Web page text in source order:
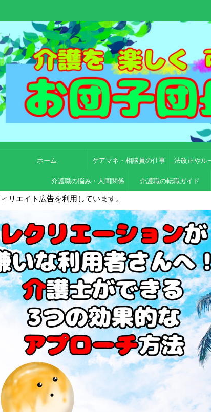
ホーム ケアマネ・相談員の仕事 法改正やル
介護職の悩み・人間関係 介護職の転職ガイド
リエイト広告を利用しています。